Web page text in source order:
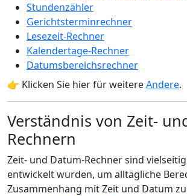
Stundenzähler
Gerichtsterminrechner
Lesezeit-Rechner
Kalendertage-Rechner
Datumsbereichsrechner
👉 Klicken Sie hier für weitereAndere.
Verständnis von Zeit-
Rechnern
Zeit- und Datum-Rechner sind
entwickelt wurden, um alltägliche
Zusammenhang mit Zeit und Datum